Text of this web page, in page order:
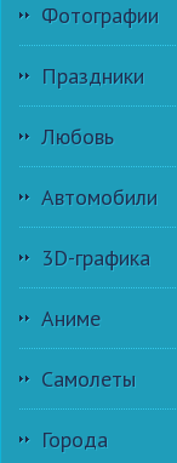
Фотографии
Праздники
Любовь
Автомобили
3D-графика
Аниме
Самолеты
Города